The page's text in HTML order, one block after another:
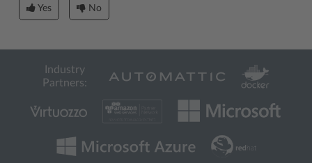
Yes No
Industry
Partners: